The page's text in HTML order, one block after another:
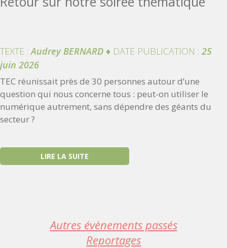
TEXTE :Audrey BERNARD ♦ DATE PUBLICATION : 25
juin 2026
TEC réunissait près de 30 personnes autour d’une
question qui nous concerne tous : peut-on utiliser le
numérique autrement, sans dépendre des géants du
secteur ?
LIRE LA SUITE
Autres évènements passés
Reportages